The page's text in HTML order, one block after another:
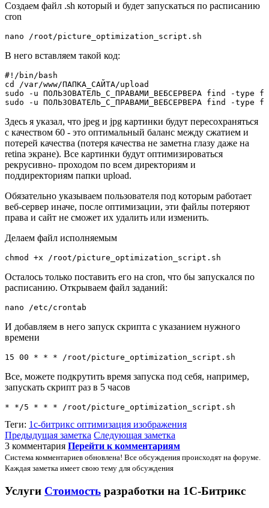
Создаем файл .sh который и будет запускаться по расписанию
cron
В него вставляем такой код:
#!/bin/bash
cd /var/www/ПАПКА_САЙТА/upload
sudo -u ПОЛЬЗОВАТЕЛЬ_С_ПРАВАМИ_ВЕБСЕРВЕРА find
Здесь я указал, что jpeg и jpg картинки будут пересохраняться
с качеством 60 - это оптимальный баланс между сжатием и
потерей качества (потеря качества не заметна глазу даже на
retina экране). Все картинки будут оптимизироваться
рекрусивно- проходом по всем директориям и
поддиректориям папки upload.
Обязательно указываем пользователя под которым работает
веб-сервер иначе, после оптимизации, эти файлы потеряют
права и сайт не сможет их удалить или изменить.
Делаем файл исполняемым
Осталось только поставить его на cron, что бы запускался по
расписанию. Открываем файл заданий:
И добавляем в него запуск скрипта с указанием нужного
времени
Все, можете подкрутить время запуска под себя, например,
запускать скрипт раз в 5 часов
Теги: 1с-битрикс оптимизация изображения
Предыдущая заметка Следующая заметка
3 комментария Перейти к комментариям
Система комментариев обновлена! Все обсуждения происходят на форуме.
Каждая заметка имеет свою тему для обсуждения
Услуги Стоимость разработки на 1С-Битрикс